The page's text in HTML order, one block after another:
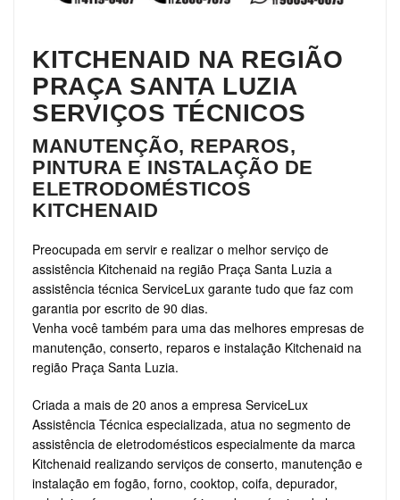
KITCHENAID NA REGIÃO
PRAÇA SANTA LUZIA
SERVIÇOS TÉCNICOS
MANUTENÇÃO, REPAROS,
PINTURA E INSTALAÇÃO DE
ELETRODOMÉSTICOS
KITCHENAID
Preocupada em servir e realizar o melhor serviço de
assistência Kitchenaid na região Praça Santa Luzia a
assistência técnica ServiceLux garante tudo que faz com
garantia por escrito de 90 dias.
Venha você também para uma das melhores empresas de
manutenção, conserto, reparos e instalação Kitchenaid na
região Praça Santa Luzia.
Criada a mais de 20 anos a empresa ServiceLux
Assistência Técnica especializada, atua no segmento de
assistência de eletrodomésticos especialmente da marca
Kitchenaid realizando serviços de conserto, manutenção e
instalação em fogão, forno, cooktop, coifa, depurador,